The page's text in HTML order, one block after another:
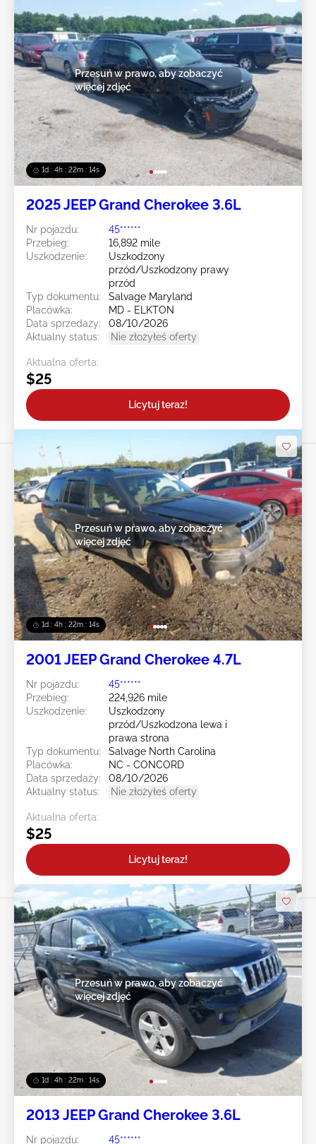
1d : 4h : 22m : 12s
Przesuń w prawo, aby zobaczyć
więcej zdjęć
2025 JEEP Grand Cherokee 3.6L
Nr pojazdu:
45******
Przebieg:
16,892 mile
Uszkodzenie:
Uszkodzony
przód/Uszkodzony prawy
przód
Typ dokumentu:
Salvage Maryland
Placówka:
MD - ELKTON
Data sprzedaży:
08/10/2026
Aktualny status:
Nie złożyłeś oferty
Aktualna oferta:
$25
Licytuj teraz!
1d : 4h : 22m : 12s
Przesuń w prawo, aby zobaczyć
więcej zdjęć
2001 JEEP Grand Cherokee 4.7L
Nr pojazdu:
45******
Przebieg:
224,926 mile
Uszkodzenie:
Uszkodzony
przód/Uszkodzona lewa i
prawa strona
Typ dokumentu:
Salvage North Carolina
Placówka:
NC - CONCORD
Data sprzedaży:
08/10/2026
Aktualny status:
Nie złożyłeś oferty
Aktualna oferta:
$25
Licytuj teraz!
1d : 4h : 22m : 12s
Przesuń w prawo, aby zobaczyć
więcej zdjęć
2013 JEEP Grand Cherokee 3.6L
Nr pojazdu:
45******